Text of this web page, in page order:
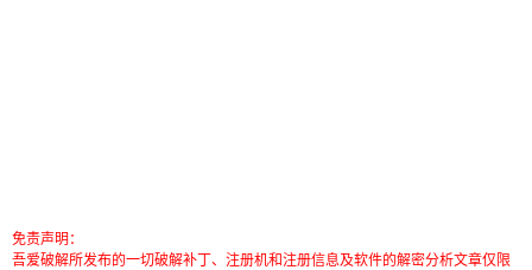
免责声明：
吾爱破解所发布的一切破解补丁、注册机和注册信息及软件的解密分析文章仅限